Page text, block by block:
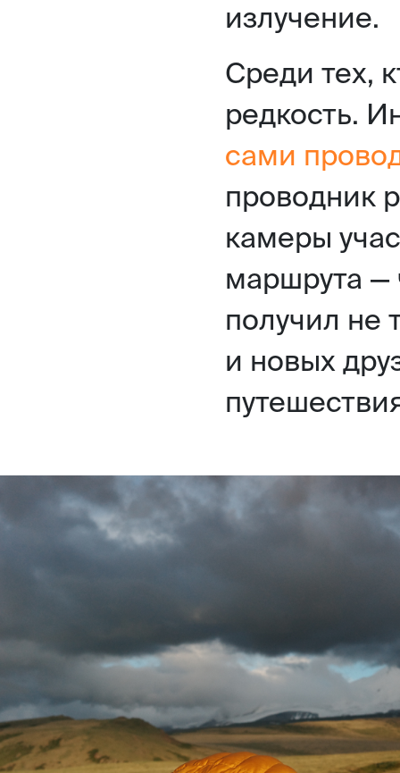
излучение.
Среди тех,
редкость.
сами
проводник
камеры
маршрута —
получил не
и новых